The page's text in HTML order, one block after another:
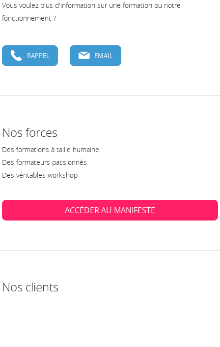
Vous voulez plus d'information sur une formation ou notre
fonctionnement ?
RAPPEL EMAIL
Nos forces
Des formations à taille humaine
Des formateurs passionnés
Des véritables workshop
ACCÉDER AU MANIFESTE
Nos clients